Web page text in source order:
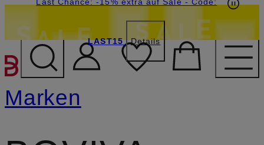
ZUM HAUPTINHALT
LAST15 Details
Marken